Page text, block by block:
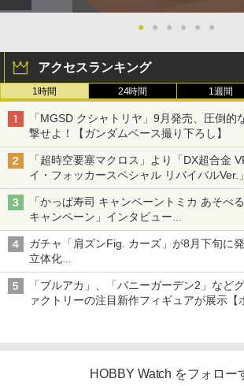
● ● ● ● ● ●
アクセスランキング
1時間 24時間 1週間
「MGSD クシャトリヤ」9月発売、圧倒的
撃せよ！【ガンダムベース撮り下ろし】
「超時空要塞マクロス」より「DX超合金
イ・フォッカースペシャル リバイバルVer.
「かっぱ寿司 キャンペーントミカ あそべ
キャンペーン」インタビュー
子どもが楽しめるかっぱ寿司ならではの体
追求
ガチャ「肩ズンFig. カーズ」が8月下旬に
立体化
ライトニング・マックィーンやメーターな
「ブルアカ」、「バニーガーデン2」など
ァクトリーの注目新作フィギュアが展示【
HOBBY Watch をフォロー